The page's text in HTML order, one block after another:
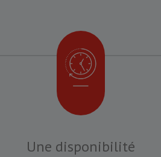
Une disponibilité